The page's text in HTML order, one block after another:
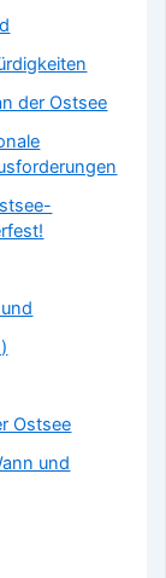
der Ostsee
Ostsee
und